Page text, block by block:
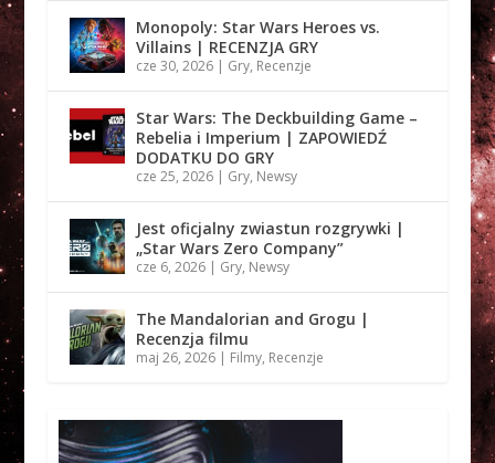
Monopoly: Star Wars Heroes vs.
Villains | RECENZJA GRY
cze 30, 2026| Gry, Recenzje
Star Wars: The Deckbuilding Game –
Rebelia i Imperium | ZAPOWIEDŹ
DODATKU DO GRY
cze 25, 2026| Gry, Newsy
Jest oficjalny zwiastun rozgrywki |
„Star Wars Zero Company”
cze 6, 2026| Gry, Newsy
The Mandalorian and Grogu |
Recenzja filmu
maj 26, 2026| Filmy, Recenzje